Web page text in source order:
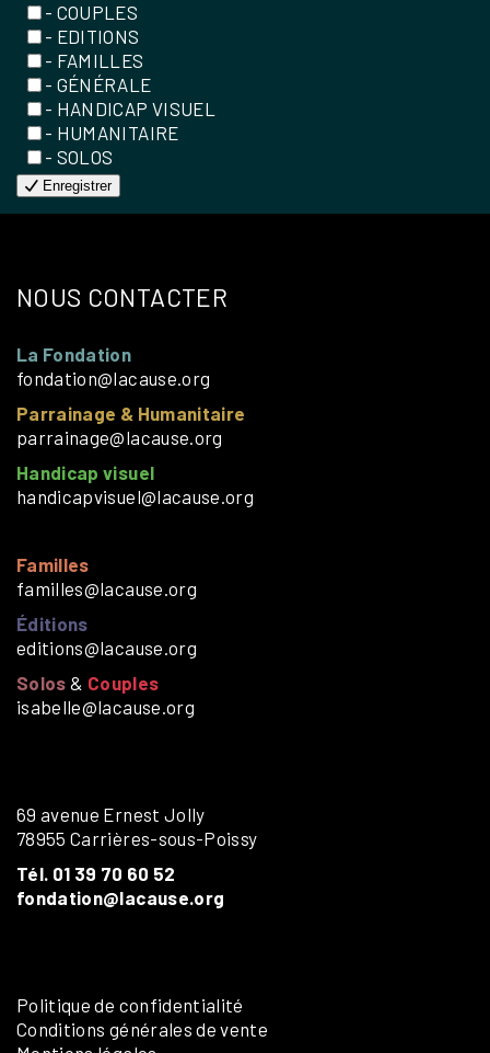
- COUPLES
- EDITIONS
- FAMILLES
- GÉNÉRALE
- HANDICAP VISUEL
- HUMANITAIRE
- SOLOS
Enregistrer
NOUS CONTACTER
La Fondation
fondation@lacause.org
Parrainage & Humanitaire
parrainage@lacause.org
Handicap visuel
handicapvisuel@lacause.org
Familles
familles@lacause.org
Éditions
editions@lacause.org
Solos & Couples
isabelle@lacause.org
69 avenue Ernest Jolly
78955 Carrières-sous-Poissy
Tél. 01 39 70 60 52
fondation@lacause.org
Politique de confidentialité
Conditions générales de vente